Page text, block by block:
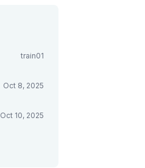
train01
Oct 8, 2025
Oct 10, 2025